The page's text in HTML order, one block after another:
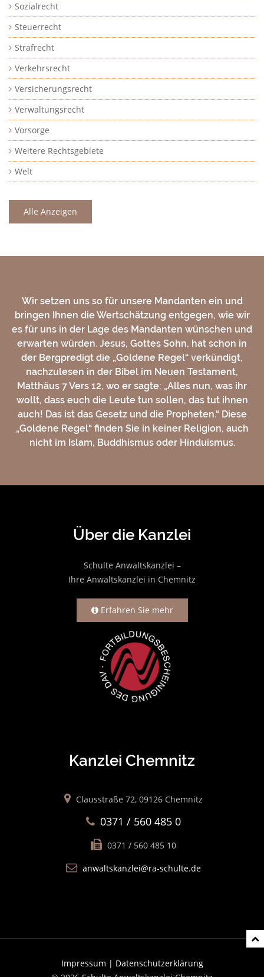
Sozialrecht
Steuerrecht
Strafrecht
Verkehrsrecht
Versicherungsrecht
Verwaltungsrecht
Vorsorge
Weitere Rechtsgebiete
Welt
Alle Anzeigen
Wir setzen uns so für unsere Mandanten ein und
bringen Ihnen die Wertschätzung entgegen, wie wir
es für uns in der Lage des Mandanten wünschen und
erwarten würden. Jesus, Gottes Sohn, hat schon in
der Bergpredigt die „Goldene Regel“ verkündigt,
nachzulesen in der Bibel im Neuen Testament,
Matthäus 7 Vers 12, wo er sagte: „Alles nun, was ihr
wollt, dass euch die Leute tun sollen, das tut ihnen
auch! Das ist das Gesetz und die Propheten.“ Diese
„Goldene Regel“ finden Sie in keiner Religion, auch
nicht im Islam, Buddhismus oder Hinduismus.
Über die Kanzlei
Schulte Anwaltskanzlei –
Ihre Anwaltskanzlei in Chemnitz
Erfahren Sie mehr
Kanzlei Chemnitz
Clausstraße 72, 09126 Chemnitz
0371 / 560 485 0
0371 / 560 485 10
anwaltskanzlei@ra-schulte.de
Impressum | Datenschutzerklärung